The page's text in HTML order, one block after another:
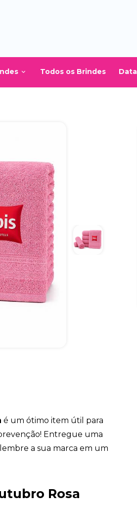
Todos os Brindes
é um ótimo item útil para
Entregue uma
a sua marca em um
Rosa
Bia Brindes